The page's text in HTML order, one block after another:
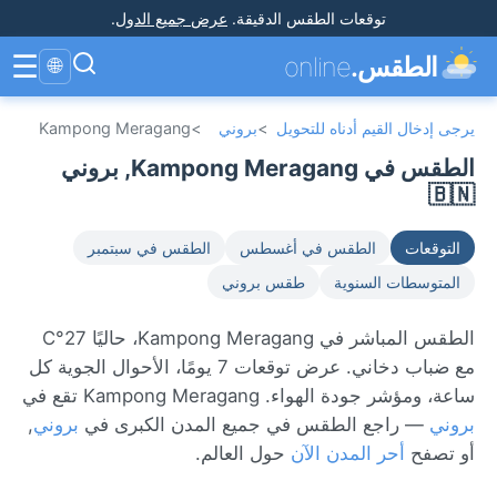
توقعات الطقس الدقيقة. عرض جميع الدول.
الطقس.online
🌐
☰
يرجى إدخال القيم أدناه للتحويل >بروني >
Kampong Meragang
الطقس في Kampong Meragang, بروني
🇧🇳
التوقعات الطقس في أغسطس
الطقس في سبتمبر
المتوسطات السنوية
طقس بروني
الطقس المباشر في Kampong Meragang، حاليًا 27°C
مع ضباب دخاني. عرض توقعات 7 يومًا، الأحوال الجوية كل
ساعة، ومؤشر جودة الهواء. Kampong Meragang تقع في
بروني — راجع الطقس في جميع المدن الكبرى في بروني,
أو تصفح أحر المدن الآن حول العالم.